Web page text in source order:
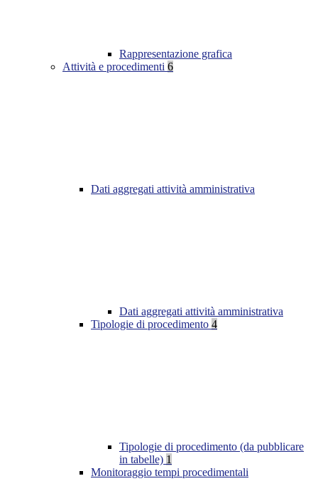
Rappresentazione grafica
Attività e procedimenti 6
Dati aggregati attività amministrativa
Dati aggregati attività amministrativa
Tipologie di procedimento 4
Tipologie di procedimento (da pubblicare
in tabelle) 1
Monitoraggio tempi procedimentali